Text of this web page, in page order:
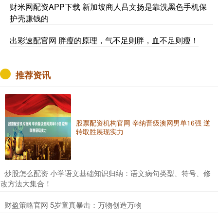
财米网配资APP下载 新加坡商人吕文扬是靠洗黑色手机保
护壳赚钱的
出彩速配官网 胖瘦的原理，气不足则胖，血不足则瘦！
推荐资讯
股票配资机构官网 辛纳晋级澳网男单16强 逆
转取胜展现实力
​炒股怎么配资 小学语文基础知识归纳：语文病句类型、符号、修
改方法大集合！
​财盈策略官网 5岁童真暴击：万物创造万物